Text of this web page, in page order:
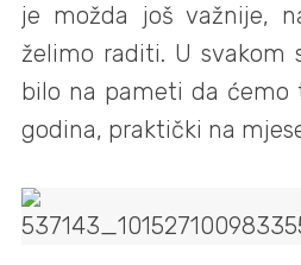
je možda još važnije,
želimo raditi. U svakom
bilo na pameti da ćemo
godina, praktički na